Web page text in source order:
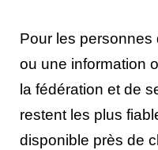
Pour les personnes
ou une information
la fédération et de
restent les plus
disponible près de